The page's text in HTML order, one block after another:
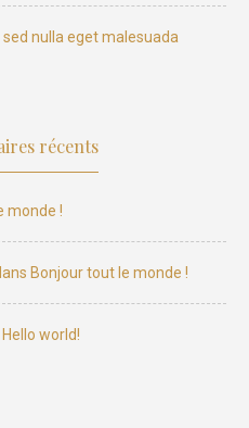
nulla eget malesuada
récents
monde !
Bonjour tout le monde !
Hello world!